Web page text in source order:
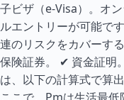
子ビザ（e-Visa）。オ
ルエントリーが可能で
連のリスクをカバーす
保険証券。 ✔ 資金証明
は、以下の計算式で算